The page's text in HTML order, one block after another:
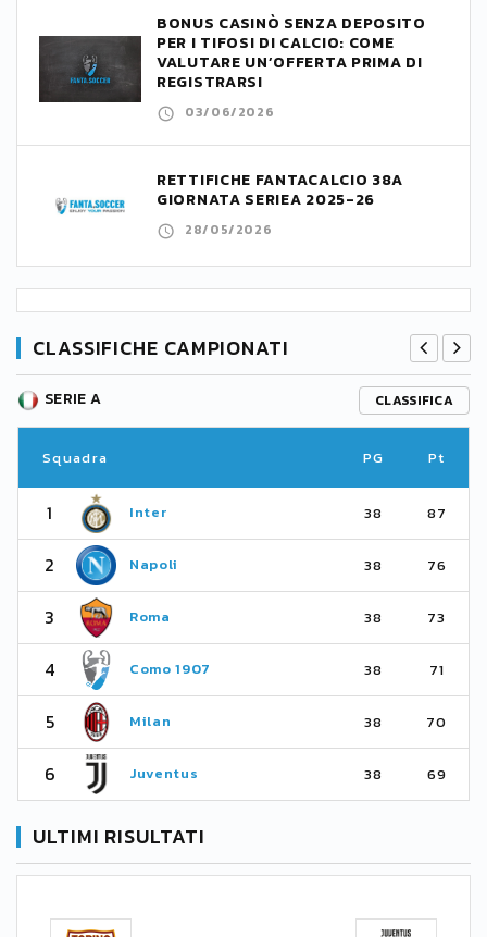
BONUS CASINÒ SENZA DEPOSITO
PER I TIFOSI DI CALCIO: COME
VALUTARE UN’OFFERTA PRIMA DI
REGISTRARSI
03/06/2026
RETTIFICHE FANTACALCIO 38A
GIORNATA SERIEA 2025-26
28/05/2026
CLASSIFICHE CAMPIONATI
SERIE A CLASSIFICA
Squadra PG Pt
1 Inter 38 87
2 Napoli 38 76
3 Roma 38 73
4 Como 1907 38 71
5 Milan 38 70
6 Juventus 38 69
ULTIMI RISULTATI